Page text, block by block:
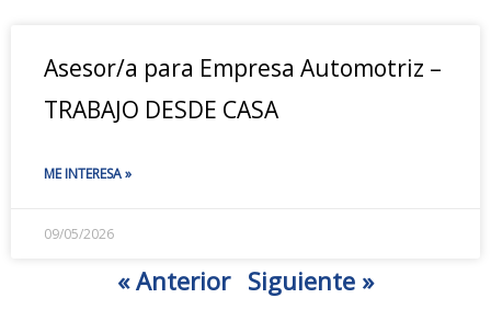
Asesor/a para Empresa Automotriz –
TRABAJO DESDE CASA
ME INTERESA »
09/05/2026
« Anterior Siguiente »